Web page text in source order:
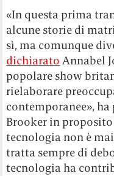
«In questa prima
alcune storie di
sì, ma comunque
dichiarato Annabel
popolare show
rielaborare
contemporanee»,
Brooker in
tecnologia non è
tratta sempre di
tecnologia ha